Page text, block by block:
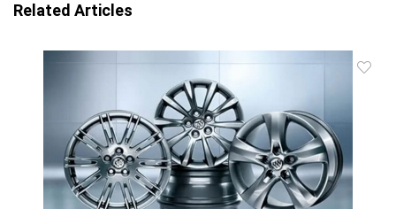
Related Articles